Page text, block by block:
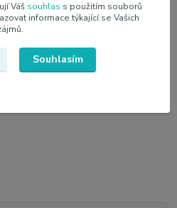
dovozce ochranných fólii PPF
Nabízíme veškerou dokumentaci,
napojení na výrobce jsme
druhů PPF fólii na objednávku dle
Váš souhlas s použitím souborů
informace týkající se Vašich
Souhlasím